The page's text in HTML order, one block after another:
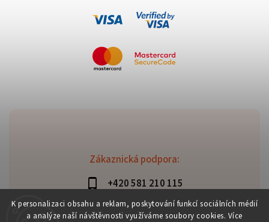
K personalizaci obsahu a reklam, poskytování funkcí sociálních médií
a analýze naší návštěvnosti využíváme soubory cookies. Více
Zákaznická podpora:
+420 581 210 115
info@davaztechnik.cz